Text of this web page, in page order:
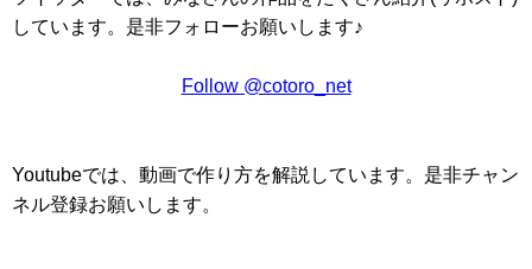
しています。是非フォローお願いします♪
Follow @cotoro_net
Youtubeでは、動画で作り方を解説しています。是非チャン
ネル登録お願いします。